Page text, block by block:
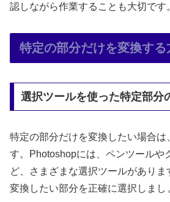
認しながら作業することも大切です
特定の部分だけを変換する
選択ツールを使った特定部分
特定の部分だけを変換したい場合は
す。Photoshopには、ペンツールや
ど、さまざまな選択ツールがありま
変換したい部分を正確に選択しまし